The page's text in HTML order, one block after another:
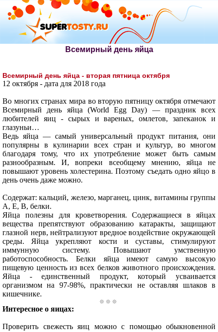
Всемирный день яйца
Всемирный день яйца - вторая пятница октября
12 октября - дата для 2018 года
Во многих странах мира во вторую пятницу октября отмечают
Всемирный день яйца (World Egg Day) — праздник всех
любителей яиц - сырых и вареных, омлетов, запеканок и
глазуньи…
Ведь яйца — самый универсальный продукт питания, они
популярны в кулинарии всех стран и культур, во многом
благодаря тому, что их употребление может быть самым
разнообразным. И, вопреки всеобщему мнению, яйца не
повышают уровень холестерина. Поэтому съедать одно яйцо в
день очень даже можно.
Содержат: кальций, железо, марганец, цинк, витамины группы
A, E, В, белки.
Яйца полезны для кроветворения. Содержащиеся в яйцах
вещества препятствуют образованию катаракты, защищают
глазной нерв, нейтрализуют вредное воздействие окружающей
среды. Яйца укрепляют кости и суставы, стимулируют
иммунную систему. Повышают умственную
работоспособность. Белки яйца имеют самую высокую
пищевую ценность из всех белков животного происхождения.
Яйца - единственный продукт, который усваивается
организмом на 97-98%, практически не оставляя шлаков в
кишечнике.
Интересное о яицах:
Проверить свежесть яиц можно с помощью обыкновенной